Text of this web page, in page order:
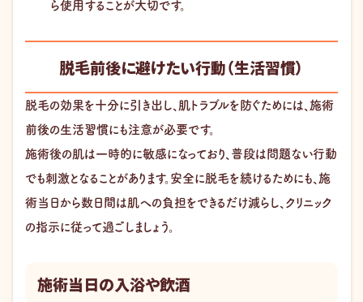
ら使用することが大切です。
脱毛前後に避けたい行動（生活習慣）
脱毛の効果を十分に引き出し、肌トラブルを防ぐためには、施術
前後の生活習慣にも注意が必要です。
施術後の肌は一時的に敏感になっており、普段は問題ない行動
でも刺激となることがあります。安全に脱毛を続けるためにも、施
術当日から数日間は肌への負担をできるだけ減らし、クリニック
の指示に従って過ごしましょう。
施術当日の入浴や飲酒